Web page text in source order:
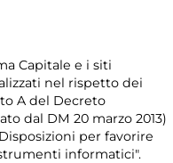
Capitale e i siti
nel rispetto dei
A del Decreto
dal DM 20 marzo 2013)
per favorire
informatici".